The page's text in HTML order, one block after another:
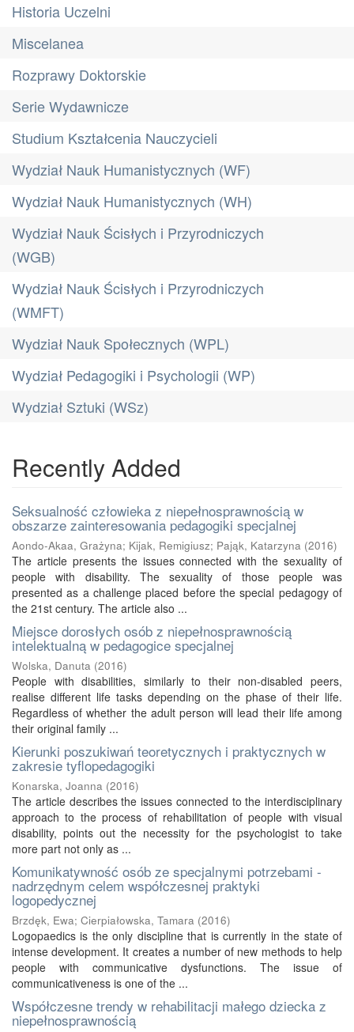
Historia Uczelni
Miscelanea
Rozprawy Doktorskie
Serie Wydawnicze
Studium Kształcenia Nauczycieli
Wydział Nauk Humanistycznych (WF)
Wydział Nauk Humanistycznych (WH)
Wydział Nauk Ścisłych i Przyrodniczych
(WGB)
Wydział Nauk Ścisłych i Przyrodniczych
(WMFT)
Wydział Nauk Społecznych (WPL)
Wydział Pedagogiki i Psychologii (WP)
Wydział Sztuki (WSz)
Recently Added
Seksualność człowieka z niepełnosprawnością w
obszarze zainteresowania pedagogiki specjalnej
Aondo-Akaa, Grażyna; Kijak, Remigiusz; Pająk, Katarzyna (2016)
The article presents the issues connected with the sexuality of
people with disability. The sexuality of those people was
presented as a challenge placed before the special pedagogy of
the 21st century. The article also ...
Miejsce dorosłych osób z niepełnosprawnością
intelektualną w pedagogice specjalnej
Wolska, Danuta (2016)
People with disabilities, similarly to their non-disabled peers,
realise different life tasks depending on the phase of their life.
Regardless of whether the adult person will lead their life among
their original family ...
Kierunki poszukiwań teoretycznych i praktycznych w
zakresie tyflopedagogiki
Konarska, Joanna (2016)
The article describes the issues connected to the interdisciplinary
approach to the process of rehabilitation of people with visual
disability, points out the necessity for the psychologist to take
more part not only as ...
Komunikatywność osób ze specjalnymi potrzebami -
nadrzędnym celem współczesnej praktyki
logopedycznej
Brzdęk, Ewa; Cierpiałowska, Tamara (2016)
Logopaedics is the only discipline that is currently in the state of
intense development. It creates a number of new methods to help
people with communicative dysfunctions. The issue of
communicativeness is one of the ...
Współczesne trendy w rehabilitacji małego dziecka z
niepełnosprawnością